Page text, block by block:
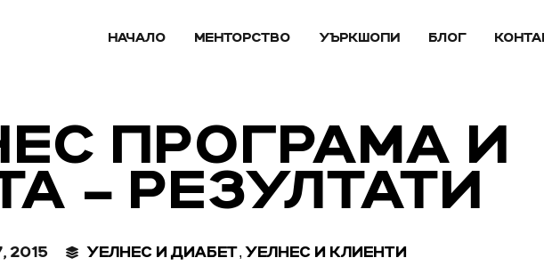
НАЧАЛО МЕНТОРСТВО УЪРКШОПИ БЛОГ
ПРОГРАМА И
– РЕЗУЛТАТИ
2015 УЕЛНЕС И ДИАБЕТ,УЕЛНЕС И КЛИЕНТИ